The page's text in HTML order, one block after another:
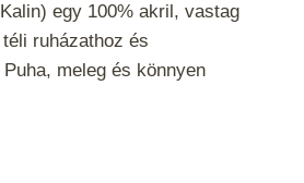
egy 100% akril, vastag
ruházathoz és
meleg és könnyen